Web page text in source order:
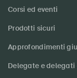
Corsi ed eventi
Prodotti sicuri
Approfondimenti
Delegate e delegati